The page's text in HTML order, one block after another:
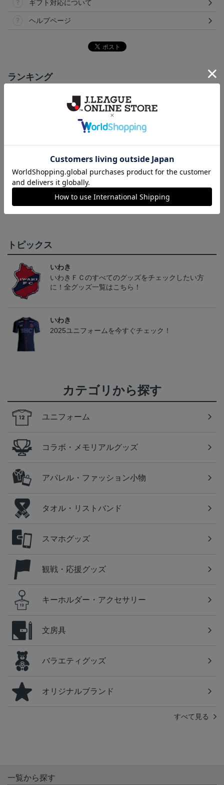
ギフト対応について
ヘルプページ
ランキング
いわきFC アマルルガ
タオルマフラー
2,500円
いわきFC ピカチュウ
タオルマフラー
2,500円
いわきFC 2026/27 1st レ
プリカユニフォーム
15,400円～19,800円
トピックス
いわき
いわきＦＣのすべてのグッズをチェックしたい方
に！全グッズ一覧はこちら！
いわき
2025ユニフォームを今すぐチェック！
カテゴリから探す
ユニフォーム
コラボ・メモリアルグッズ
アパレル・ファッション小物
タオル・リストバンド
スマホグッズ
観戦・応援グッズ
キーホルダー・アクセサリー
文房具
バラエティグッズ
オリジナルブランド
すべて見る
一覧から探す